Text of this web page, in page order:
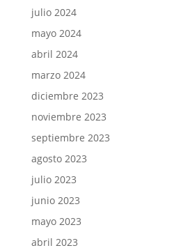
julio 2024
mayo 2024
abril 2024
marzo 2024
diciembre 2023
noviembre 2023
septiembre 2023
agosto 2023
julio 2023
junio 2023
mayo 2023
abril 2023